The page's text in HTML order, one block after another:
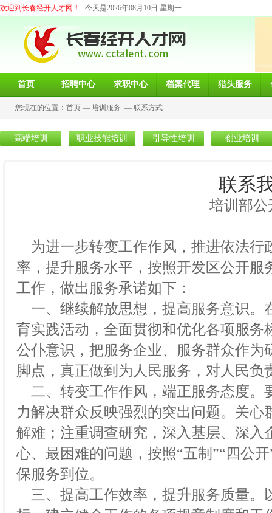
欢迎到长春经开人才网！ 今天是2026年08月10日 星期一
首页 招聘中心 求职中心 档案代理 猎头服务
您现在的位置： 首页 — 培训服务 — 联系方式
高端培训 职业技能培训 引导性培训 创业培训
联系
培训部公开服务
为进一步转变工作作风，推进依法行
率，提升服务水平，按照开发区公开
工作，做出服务承诺如下：
一、继续解放思想，提高服务意识。
育实践活动，全面贯彻和优化各项服
公仆意识，把服务企业、服务群众作
脚点，真正做到为人民服务，对人民
二、转变工作作风，端正服务态度。
力解决群众反映强烈的突出问题。关
解难；注重调查研究，深入基层、深
心、最困难的问题，按照“五制”“四公
保服务到位。
三、提高工作效率，提升服务质量。